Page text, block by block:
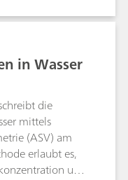
in Wasser
die
mittels
(ASV) am
erlaubt es,
und